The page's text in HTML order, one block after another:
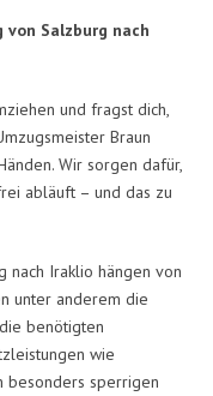
von Salzburg nach
und fragst dich,
Braun
Wir sorgen dafür,
abläuft – und das zu
nach Iraklio hängen von
unter anderem die
benötigten
wie
besonders sperrigen